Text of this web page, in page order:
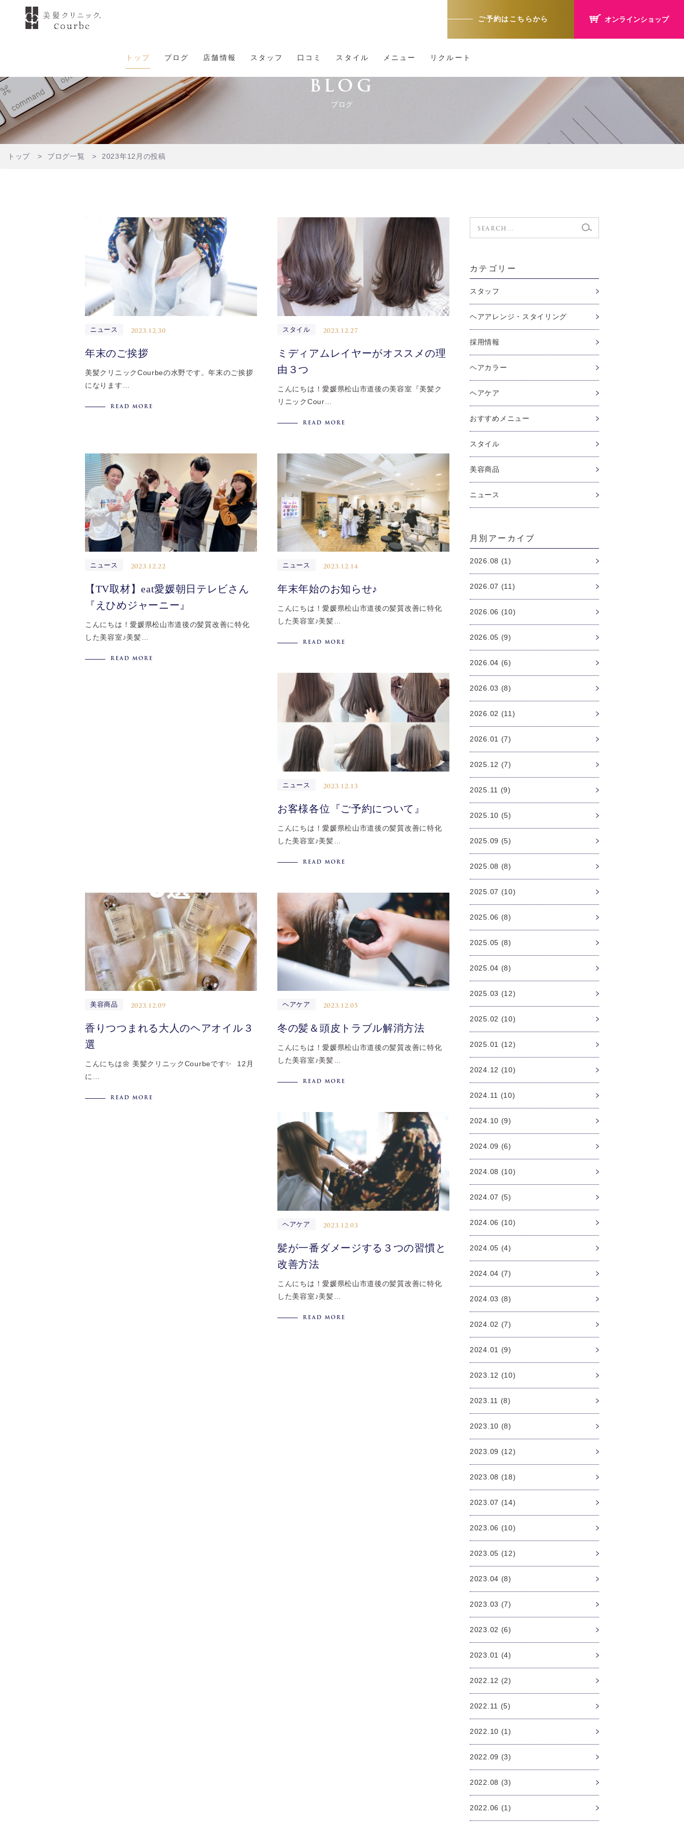
ご予約はこちらから オンラインショップ
トップ ブログ 店舗情報 スタッフ 口コミ スタイル メニュー リクルート
BLOG
ブログ
トップ ブログ一覧 2023年12月の投稿
ニュース 2023.12.30
年末のご挨拶
美髪クリニックCourbeの水野です。年末のご挨拶
になります…
READ MORE
スタイル 2023.12.27
ミディアムレイヤーがオススメの理
由３つ
こんにちは！愛媛県松山市道後の美容室『美髪ク
リニックCour…
READ MORE
ニュース 2023.12.22
【TV取材】eat愛媛朝日テレビさん
『えひめジャーニー』
こんにちは！愛媛県松山市道後の髪質改善に特化
した美容室♪美髪…
READ MORE
ニュース 2023.12.14
年末年始のお知らせ♪
こんにちは！愛媛県松山市道後の髪質改善に特化
した美容室♪美髪…
READ MORE
ニュース 2023.12.13
お客様各位『ご予約について』
こんにちは！愛媛県松山市道後の髪質改善に特化
した美容室♪美髪…
READ MORE
美容商品 2023.12.09
香りつつまれる大人のヘアオイル３
選
こんにちは🌼 美髪クリニックCourbeです✨ ⁡ 12月
に…
READ MORE
ヘアケア 2023.12.05
冬の髪＆頭皮トラブル解消方法
こんにちは！愛媛県松山市道後の髪質改善に特化
した美容室♪美髪…
READ MORE
ヘアケア 2023.12.03
髪が一番ダメージする３つの習慣と
改善方法
こんにちは！愛媛県松山市道後の髪質改善に特化
した美容室♪美髪…
READ MORE
カテゴリー
スタッフ
ヘアアレンジ・スタイリング
採用情報
ヘアカラー
ヘアケア
おすすめメニュー
スタイル
美容商品
ニュース
月別アーカイブ
2026.08 (1)
2026.07 (11)
2026.06 (10)
2026.05 (9)
2026.04 (6)
2026.03 (8)
2026.02 (11)
2026.01 (7)
2025.12 (7)
2025.11 (9)
2025.10 (5)
2025.09 (5)
2025.08 (8)
2025.07 (10)
2025.06 (8)
2025.05 (8)
2025.04 (8)
2025.03 (12)
2025.02 (10)
2025.01 (12)
2024.12 (10)
2024.11 (10)
2024.10 (9)
2024.09 (6)
2024.08 (10)
2024.07 (5)
2024.06 (10)
2024.05 (4)
2024.04 (7)
2024.03 (8)
2024.02 (7)
2024.01 (9)
2023.12 (10)
2023.11 (8)
2023.10 (8)
2023.09 (12)
2023.08 (18)
2023.07 (14)
2023.06 (10)
2023.05 (12)
2023.04 (8)
2023.03 (7)
2023.02 (6)
2023.01 (4)
2022.12 (2)
2022.11 (5)
2022.10 (1)
2022.09 (3)
2022.08 (3)
2022.06 (1)